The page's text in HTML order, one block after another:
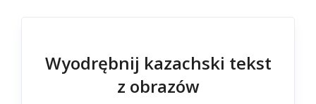
Wyodrębnij kazachski tekst
z obrazów